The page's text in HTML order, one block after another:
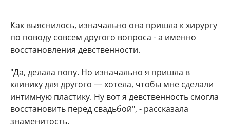
Как выяснилось, изначально она пришла к хирургу
по поводу совсем другого вопроса - а именно
восстановления девственности.
"Да, делала попу. Но изначально я пришла в
клинику для другого — хотела, чтобы мне сделали
интимную пластику. Ну вот я девственность смогла
восстановить перед свадьбой", - рассказала
знаменитость.